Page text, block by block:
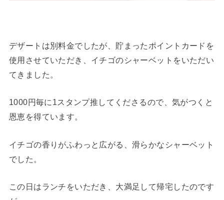
デザートは別料金でしたが、貯まったポイントカードを
使用させていただき、イチゴのシャーベットをいただい
てきました。
1000円毎に1スタンプ推してくださるので、気がつくと
恩恵を得ています。
イチゴの香りがふわっと広がる、滑らかなシャーベット
でした。
この日はランチをいただき、大満足して帰宅したのです